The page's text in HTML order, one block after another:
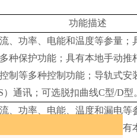
功能描述
、功率、电能和温度等参量；
种保护功能；具有本地手动推
制等多种控制功能；导轨式安
）通讯；可选脱扣曲线C型/D型
、功率、电能、温度和漏电等
和漏电等多种保护功能；具有